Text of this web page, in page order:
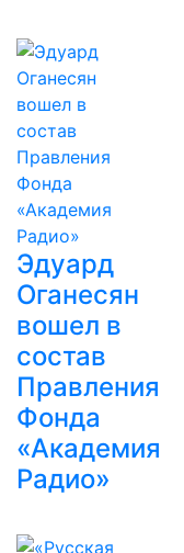
Эдуард
Оганесян
вошел в
состав
Правления
Фонда
«Академия
Радио»